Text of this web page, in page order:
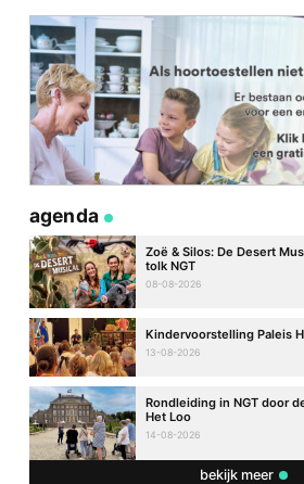
agenda
Zoë & Silos: De Desert
tolk NGT
08-08-2026
Kindervoorstelling Paleis
13-08-2026
Rondleiding in NGT door
Het Loo
14-08-2026
bekijk meer